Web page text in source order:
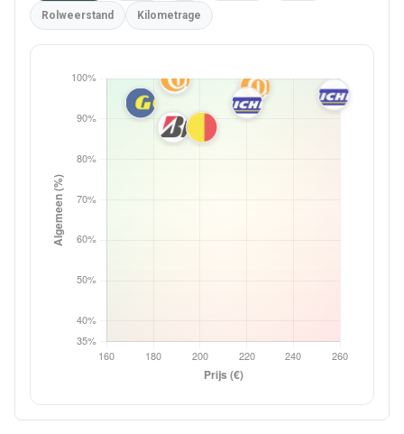
Rolweerstand Kilometrage